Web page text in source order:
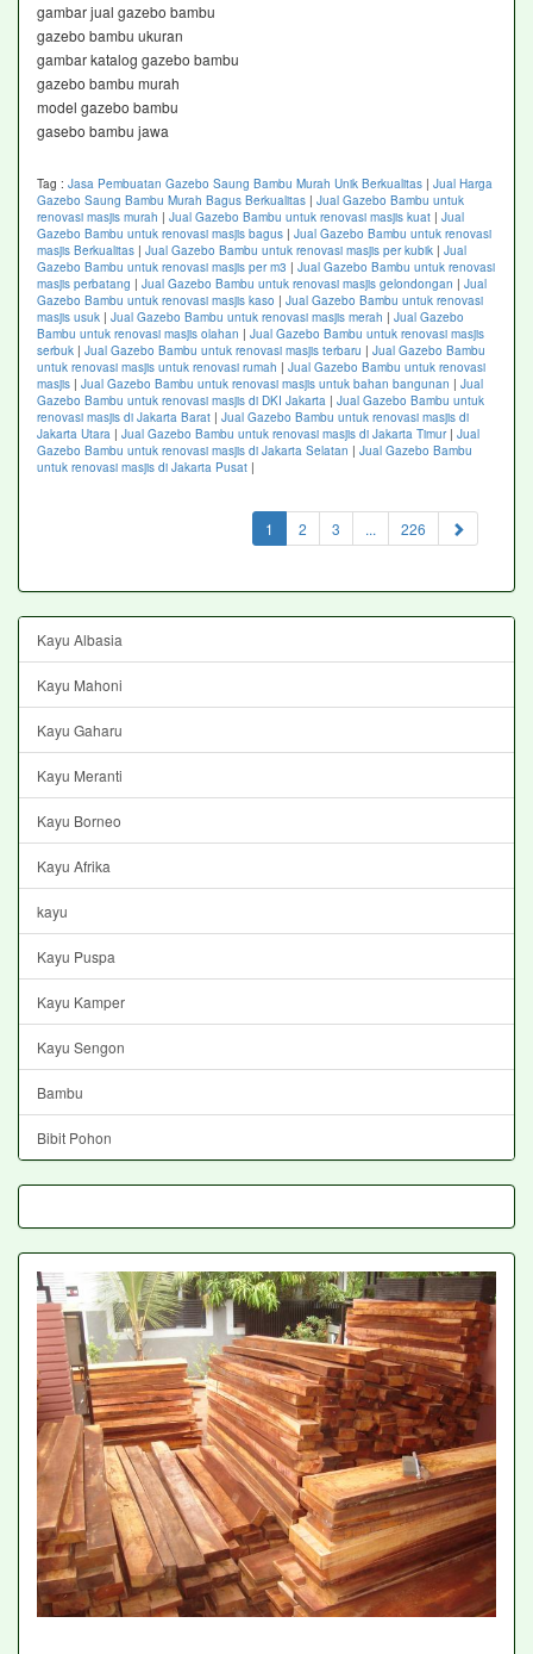
gambar jual gazebo bambu
gazebo bambu ukuran
gambar katalog gazebo bambu
gazebo bambu murah
model gazebo bambu
gasebo bambu jawa
Tag : Jasa Pembuatan Gazebo Saung Bambu Murah Unik Berkualitas | Jual Harga
Gazebo Saung Bambu Murah Bagus Berkualitas | Jual Gazebo Bambu untuk
renovasi masjis murah | Jual Gazebo Bambu untuk renovasi masjis kuat | Jual
Gazebo Bambu untuk renovasi masjis bagus | Jual Gazebo Bambu untuk renovasi
masjis Berkualitas | Jual Gazebo Bambu untuk renovasi masjis per kubik | Jual
Gazebo Bambu untuk renovasi masjis per m3 | Jual Gazebo Bambu untuk renovasi
masjis perbatang | Jual Gazebo Bambu untuk renovasi masjis gelondongan | Jual
Gazebo Bambu untuk renovasi masjis kaso | Jual Gazebo Bambu untuk renovasi
masjis usuk | Jual Gazebo Bambu untuk renovasi masjis merah | Jual Gazebo
Bambu untuk renovasi masjis olahan | Jual Gazebo Bambu untuk renovasi masjis
serbuk | Jual Gazebo Bambu untuk renovasi masjis terbaru | Jual Gazebo Bambu
untuk renovasi masjis untuk renovasi rumah | Jual Gazebo Bambu untuk renovasi
masjis | Jual Gazebo Bambu untuk renovasi masjis untuk bahan bangunan | Jual
Gazebo Bambu untuk renovasi masjis di DKI Jakarta | Jual Gazebo Bambu untuk
renovasi masjis di Jakarta Barat | Jual Gazebo Bambu untuk renovasi masjis di
Jakarta Utara | Jual Gazebo Bambu untuk renovasi masjis di Jakarta Timur| Jual
Gazebo Bambu untuk renovasi masjis di Jakarta Selatan | Jual Gazebo Bambu
untuk renovasi masjis di Jakarta Pusat |
1 (current)
2 3 ... 226
Kayu Albasia
Kayu Mahoni
Kayu Gaharu
Kayu Meranti
Kayu Borneo
Kayu Afrika
kayu
Kayu Puspa
Kayu Kamper
Kayu Sengon
Bambu
Bibit Pohon